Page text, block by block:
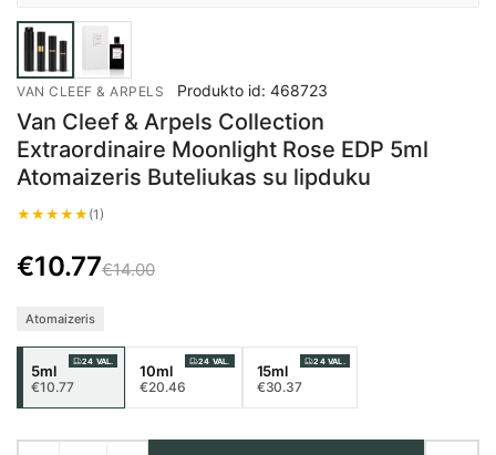
VAN CLEEF & ARPELS Produkto id: 468723
Van Cleef & Arpels Collection
Extraordinaire Moonlight Rose EDP 5ml
Atomaizeris Buteliukas su lipduku
★ ★ ★ ★ ★ (1)
€10.77€14.00
Atomaizeris
5ml
€10.77
24 VAL.
10ml
€20.46
24 VAL.
15ml
€30.37
24 VAL.